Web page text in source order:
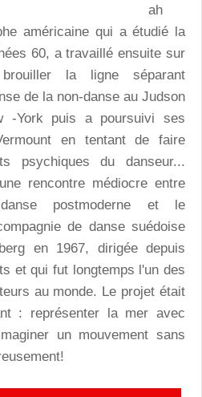
ah
américaine qui a étudié la
60, a travaillé ensuite sur
la ligne séparant
de la non-danse au Judson
-York puis a poursuivi ses
en tentant de faire
psychiques du danseur...
rencontre médiocre entre
postmoderne et le
de danse suédoise
en 1967, dirigée depuis
et qui fut longtemps l'un des
au monde. Le projet était
: représenter la mer avec
un mouvement sans